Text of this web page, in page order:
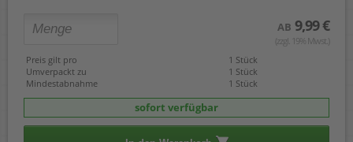
AB 9,99 €
(zzgl. 19% Mwst.)
Preis gilt pro
1 Stück
Umverpackt zu
1 Stück
Mindestabnahme
1 Stück
sofort verfügbar